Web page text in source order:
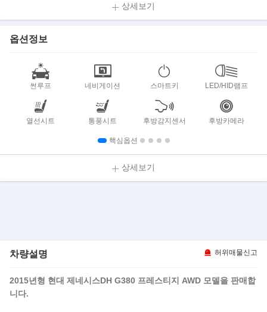
상세보기
옵션정보
썬루프 네비게이션 스마트키 LED/HID램프
열선시트 통풍시트 후방감지센서 후방카메라
핵심옵션
상세보기
차량설명 허위매물신고
2015년형 현대 제네시스DH G380 프레스티지 AWD 모델을 판매합
니다.